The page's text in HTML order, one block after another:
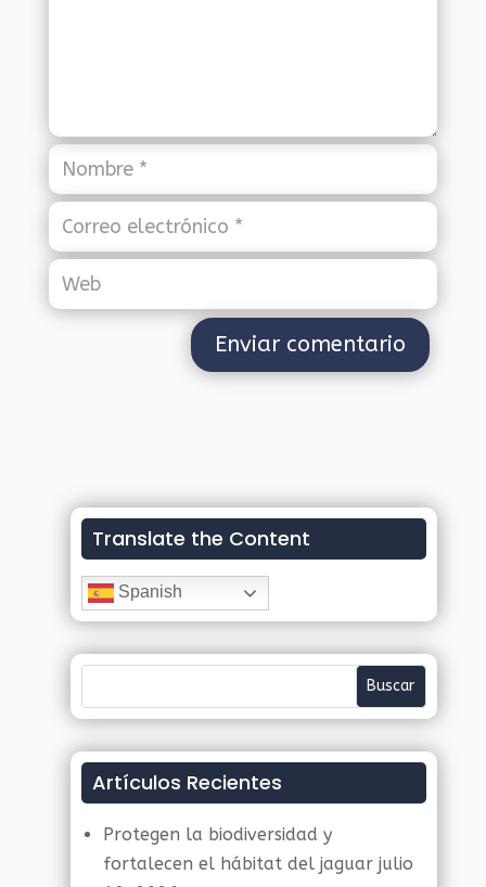
Translate the Content
Spanish
Artículos Recientes
Protegen la biodiversidad y
fortalecen el hábitat del jaguar julio